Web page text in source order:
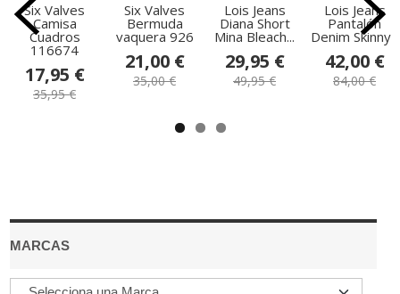
MARCAS
Six Valves
Camisa
Cuadros
116674
17,95 €
35,95 €
Six Valves
Bermuda
vaquera 926
21,00 €
35,00 €
Lois Jeans
Diana Short
Mina Bleach...
29,95 €
49,95 €
Lois Jeans
Pantalón
Denim Skinny...
42,00 €
84,00 €